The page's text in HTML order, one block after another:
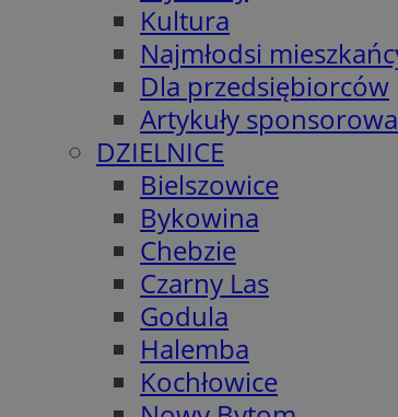
Kultura
Najmłodsi
Dla przedsiębiorców
Artykuły
DZIELNICE
Bielszowice
Bykowina
Chebzie
Czarny Las
Godula
Halemba
Kochłowice